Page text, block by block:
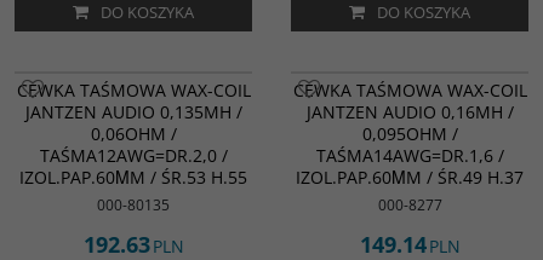
DO KOSZYKA DO KOSZYKA
CEWKA TAŚMOWA WAX-COIL
JANTZEN AUDIO 0,135MH /
0,06OHM /
TAŚMA12AWG=DR.2,0 /
IZOL.PAP.60ΜM / ŚR.53 H.55
000-80135
192.63PLN
CEWKA TAŚMOWA WAX-COIL
JANTZEN AUDIO 0,16MH /
0,095OHM /
TAŚMA14AWG=DR.1,6 /
IZOL.PAP.60ΜM / ŚR.49 H.37
000-8277
149.14PLN